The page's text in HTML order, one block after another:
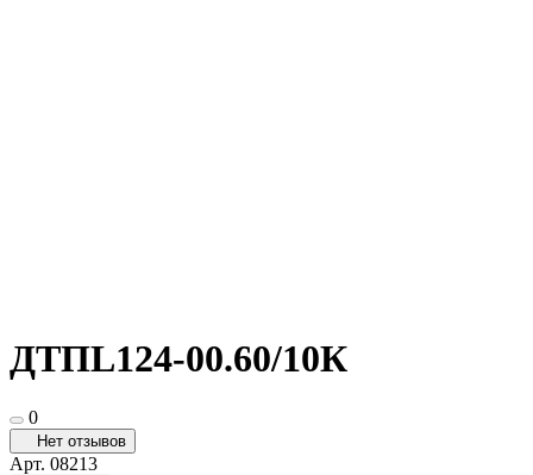
ДТПL124-00.60/10К
0
Нет отзывов
Арт. 08213